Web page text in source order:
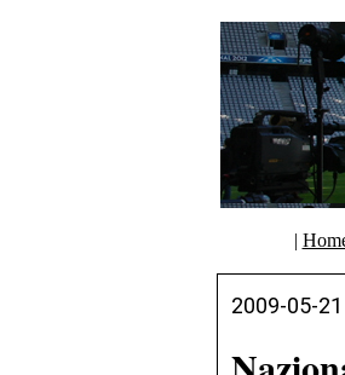
|
2009-05-21